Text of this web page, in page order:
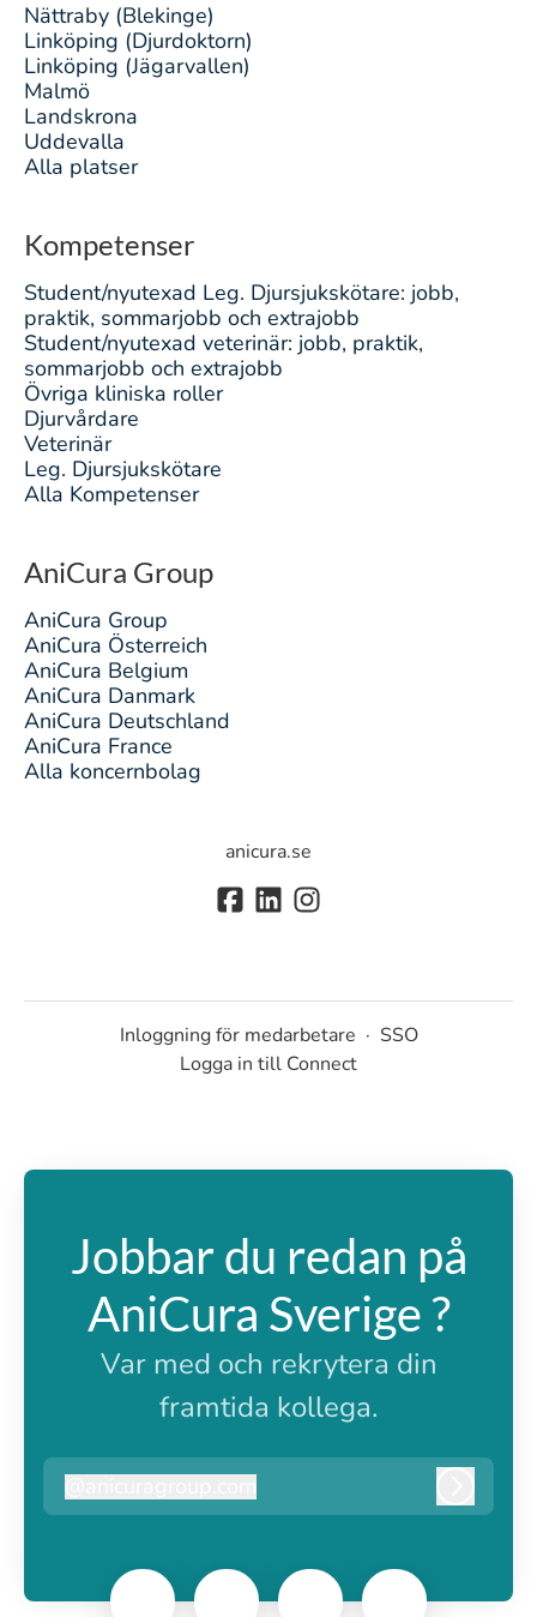
Nättraby (Blekinge)
Linköping (Djurdoktorn)
Linköping (Jägarvallen)
Malmö
Landskrona
Uddevalla
Alla platser
Kompetenser
Student/nyutexad Leg. Djursjukskötare: jobb,
praktik, sommarjobb och extrajobb
Student/nyutexad veterinär: jobb, praktik,
sommarjobb och extrajobb
Övriga kliniska roller
Djurvårdare
Veterinär
Leg. Djursjukskötare
Alla Kompetenser
AniCura Group
AniCura Group
AniCura Österreich
AniCura Belgium
AniCura Danmark
AniCura Deutschland
AniCura France
Alla koncernbolag
anicura.se
Inloggning för medarbetare · SSO
Logga in till Connect
Jobbar du redan på
AniCura Sverige ?
Var med och rekrytera din
framtida kollega.
anicuragroup.com